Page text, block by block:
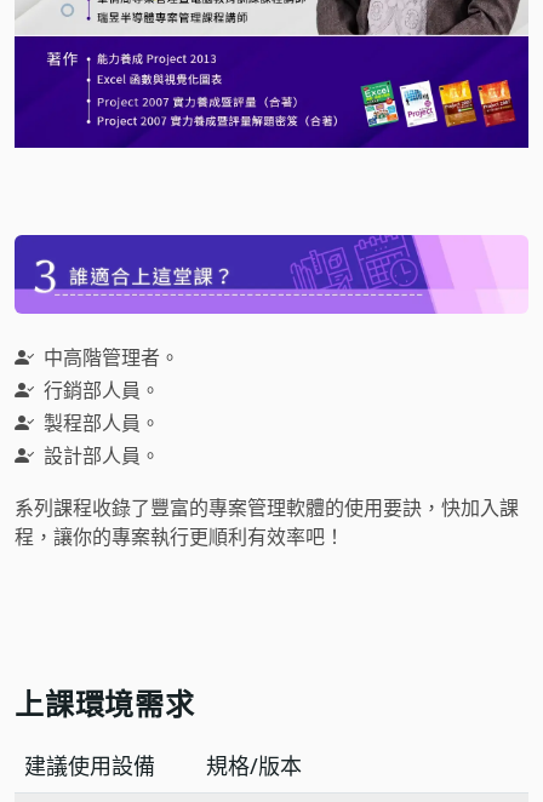
中高階管理者。
行銷部人員。
製程部人員。
設計部人員。
系列課程收錄了豐富的專案管理軟體的使用要訣，快加入課
程，讓你的專案執行更順利有效率吧！
上課環境需求
建議使用設備 規格/版本